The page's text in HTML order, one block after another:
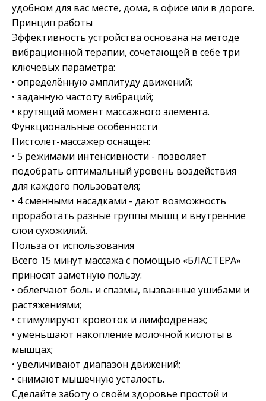
удобном для вас месте, дома, в офисе или в дороге.
Принцип работы
Эффективность устройства основана на методе
вибрационной терапии, сочетающей в себе три
ключевых параметра:
• определённую амплитуду движений;
• заданную частоту вибраций;
• крутящий момент массажного элемента.
Функциональные особенности
Пистолет-массажер оснащён:
• 5 режимами интенсивности - позволяет
подобрать оптимальный уровень воздействия
для каждого пользователя;
• 4 сменными насадками - дают возможность
проработать разные группы мышц и внутренние
слои сухожилий.
Польза от использования
Всего 15 минут массажа с помощью «БЛАСТЕРА»
приносят заметную пользу:
• облегчают боль и спазмы, вызванные ушибами и
растяжениями;
• стимулируют кровоток и лимфодренаж;
• уменьшают накопление молочной кислоты в
мышцах;
• увеличивают диапазон движений;
• снимают мышечную усталость.
Сделайте заботу о своём здоровье простой и